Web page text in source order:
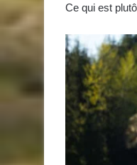
Ce qui est